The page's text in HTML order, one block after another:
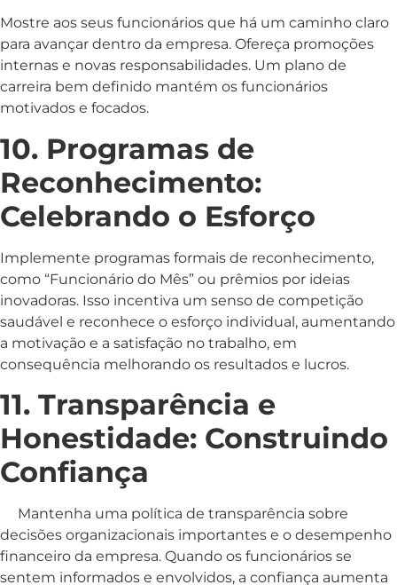
Mostre aos seus funcionários que há um caminho claro
para avançar dentro da empresa. Ofereça promoções
internas e novas responsabilidades. Um plano de
carreira bem definido mantém os funcionários
motivados e focados.
10. Programas de
Reconhecimento:
Celebrando o Esforço
Implemente programas formais de reconhecimento,
como “Funcionário do Mês” ou prêmios por ideias
inovadoras. Isso incentiva um senso de competição
saudável e reconhece o esforço individual, aumentando
a motivação e a satisfação no trabalho, em
consequência melhorando os resultados e lucros.
11. Transparência e
Honestidade: Construindo
Confiança
Mantenha uma política de transparência sobre
decisões organizacionais importantes e o desempenho
financeiro da empresa. Quando os funcionários se
sentem informados e envolvidos, a confiança aumenta